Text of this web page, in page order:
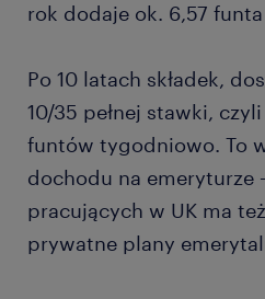
rok dodaje ok. 6,57
Po 10 latach składek,
10/35 pełnej stawki,
funtów tygodniowo. To
dochodu na emeryturze
pracujących w UK ma
prywatne plany